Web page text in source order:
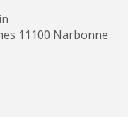
11100 Narbonne